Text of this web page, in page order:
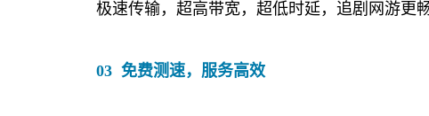
极速传输，超高带宽，超低时延，追剧网游更
03 免费测速，服务高效